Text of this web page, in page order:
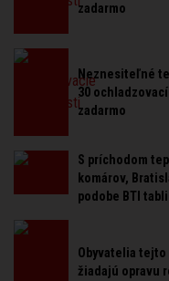
zadarmo
Neznesiteľné
30
zadarmo
S príchodom
komárov,
podobe BTI
Obyvatelia
žiadajú opravu